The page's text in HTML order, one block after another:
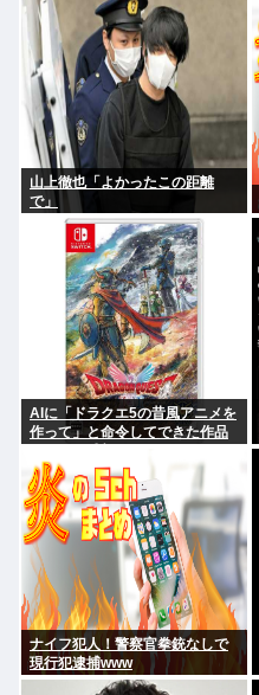
山上徹也「よかったこの距離
で」
AIに「ドラクエ5の昔風アニメを
作って」と命令してできた作品
ナイフ犯人！警察官拳銃なしで
現行犯逮捕www